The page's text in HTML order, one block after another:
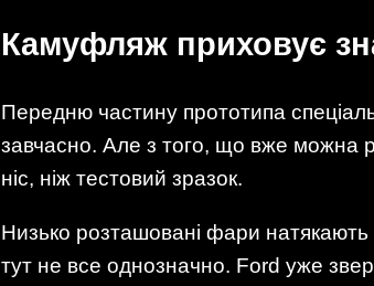
Камуфляж приховує
Передню частину прототипа
завчасно. Але з того, що вже можна
ніс, ніж тестовий зразок.
Низько розташовані фари натякають
тут не все однозначно. Ford уже